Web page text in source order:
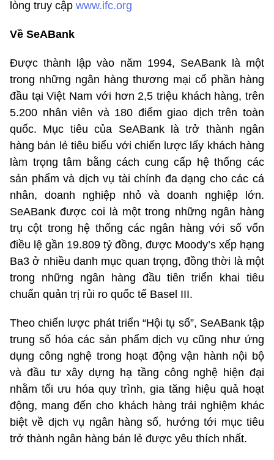
lòng truy cập www.ifc.org
Về SeABank
Được thành lập vào năm 1994, SeABank là một
trong những ngân hàng thương mại cổ phần hàng
đầu tại Việt Nam với hơn 2,5 triệu khách hàng, trên
5.200 nhân viên và 180 điểm giao dịch trên toàn
quốc. Mục tiêu của SeABank là trở thành ngân
hàng bán lẻ tiêu biểu với chiến lược lấy khách hàng
làm trọng tâm bằng cách cung cấp hệ thống các
sản phẩm và dịch vụ tài chính đa dạng cho các cá
nhân, doanh nghiệp nhỏ và doanh nghiệp lớn.
SeABank được coi là một trong những ngân hàng
trụ cột trong hệ thống các ngân hàng với số vốn
điều lệ gần 19.809 tỷ đồng, được Moody’s xếp hạng
Ba3 ở nhiều danh mục quan trọng, đồng thời là một
trong những ngân hàng đầu tiên triển khai tiêu
chuẩn quản trị rủi ro quốc tế Basel III.
Theo chiến lược phát triển “Hội tụ số”, SeABank tập
trung số hóa các sản phẩm dịch vụ cũng như ứng
dụng công nghệ trong hoạt động vận hành nội bộ
và đầu tư xây dựng hạ tầng công nghệ hiện đại
nhằm tối ưu hóa quy trình, gia tăng hiệu quả hoạt
động, mang đến cho khách hàng trải nghiệm khác
biệt về dịch vụ ngân hàng số, hướng tới mục tiêu
trở thành ngân hàng bán lẻ được yêu thích nhất.